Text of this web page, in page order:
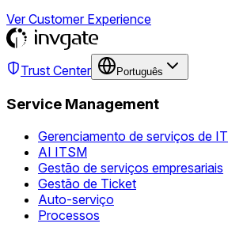
Ver Customer Experience
Trust Center Português
Service Management
Gerenciamento de serviços de IT
AI ITSM
Gestão de serviços empresariais
Gestão de Ticket
Auto-serviço
Processos